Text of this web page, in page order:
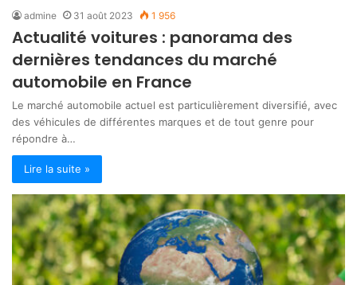
admine 31 août 2023 1 956
Actualité voitures : panorama des
dernières tendances du marché
automobile en France
Le marché automobile actuel est particulièrement diversifié, avec
des véhicules de différentes marques et de tout genre pour
répondre à…
Lire la suite »